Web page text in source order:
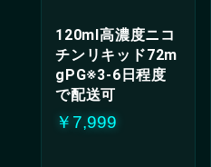
120ml高濃度ニコ
チンリキッド72m
gPG※3-6日程度
で配送可
￥7,999